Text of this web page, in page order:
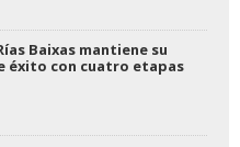
Baixas mantiene su
éxito con cuatro etapas